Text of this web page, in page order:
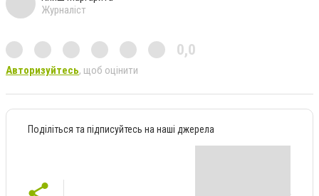
Журналіст
0,0
Авторизуйтесь, щоб оцінити
Поділіться та підписуйтесь на наші джерела